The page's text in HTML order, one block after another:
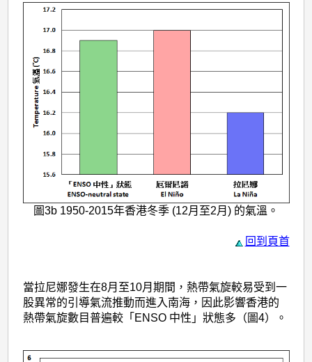
圖3b 1950-2015年香港冬季 (12月至2月) 的氣溫。
回到頁首
當拉尼娜發生在8月至10月期間，熱帶氣旋較易受到一
股異常的引導氣流推動而進入南海，因此影響香港的
熱帶氣旋數目普遍較「ENSO 中性」狀態多（圖4）。